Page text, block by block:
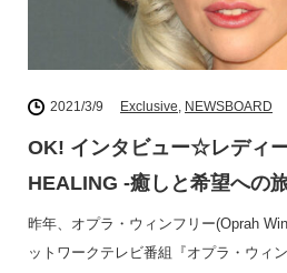
2021/3/9 Exclusive, NEWSBOARD
OK! インタビュー☆レディ
HEALING -癒しと希望への
昨年、オプラ・ウィンフリー(Oprah
ットワークテレビ番組『オプラ・ウィ